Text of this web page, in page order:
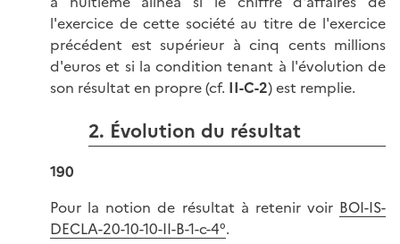
l'exercice de cette société au titre de l'exercice
précédent est supérieur à cinq cents millions
d'euros et si la condition tenant à l'évolution de
son résultat en propre (cf. II-C-2) est remplie.
2. Évolution du résultat
190
Pour la notion de résultat à retenir voir BOI-IS-
DECLA-20-10-10-II-B-1-c-4°.